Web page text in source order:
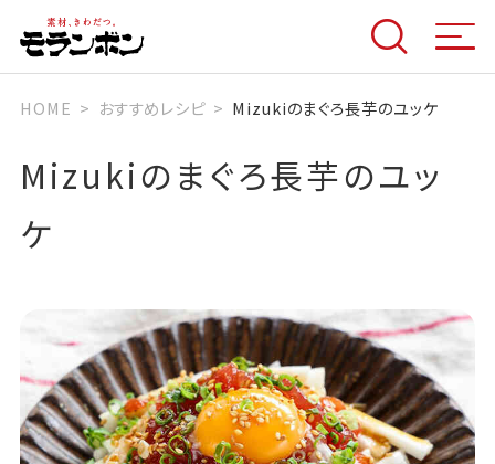
HOME おすすめレシピ Mizukiのまぐろ長芋のユッケ
Mizukiのまぐろ長芋のユッ
ケ